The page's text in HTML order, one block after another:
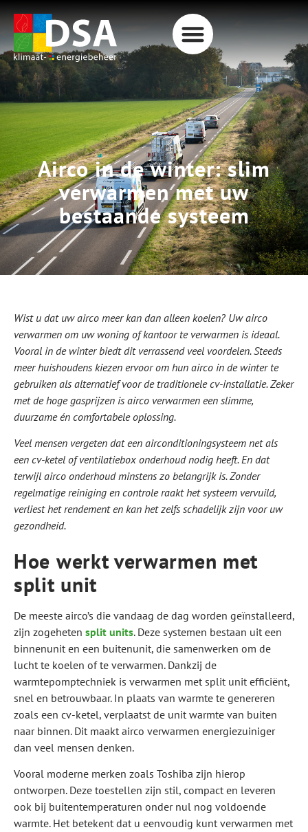
Airco in de winter: slim
verwarmen met uw
bestaande systeem
Wist u dat uw airco meer kan dan alleen koelen? Uw airco
verwarmen om uw woning of kantoor te verwarmen is ideaal.
Vooral in de winter biedt dit verrassend veel voordelen. Steeds
meer huishoudens kiezen ervoor om hun airco in de winter te
gebruiken als alternatief voor de traditionele cv-installatie. Zeker
met de hoge gasprijzen is airco verwarmen een slimme,
duurzame én comfortabele oplossing.
Veel mensen vergeten dat een airconditioningsysteem net als
een cv-ketel of ventilatiebox onderhoud nodig heeft. En dat
terwijl airco onderhoud minstens zo belangrijk is. Zonder
regelmatige reiniging en controle raakt het systeem vervuild,
verliest het rendement en kan het zelfs schadelijk zijn voor uw
gezondheid.
Hoe werkt verwarmen met
split unit
De meeste airco’s die vandaag de dag worden geïnstalleerd,
zijn zogeheten split units. Deze systemen bestaan uit een
binnenunit en een buitenunit, die samenwerken om de
lucht te koelen of te verwarmen. Dankzij de
warmtepomptechniek is verwarmen met split unit efficiënt,
snel en betrouwbaar. In plaats van warmte te genereren
zoals een cv-ketel, verplaatst de unit warmte van buiten
naar binnen. Dit maakt airco verwarmen energiezuiniger
dan veel mensen denken.
Vooral moderne merken zoals Toshiba zijn hierop
ontworpen. Deze toestellen zijn stil, compact en leveren
ook bij buitentemperaturen onder nul nog voldoende
warmte. Het betekent dat u eenvoudig kunt verwarmen met